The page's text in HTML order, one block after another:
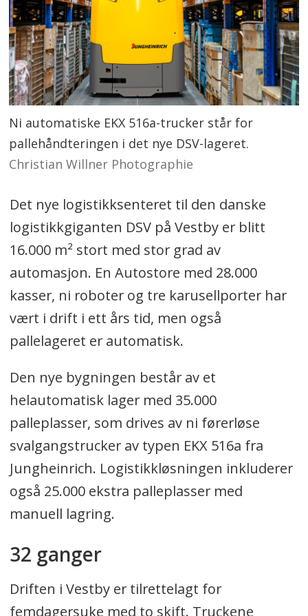
Ni automatiske EKX 516a-trucker står for
pallehåndteringen i det nye DSV-lageret.
Christian Willner Photographie
Det nye logistikksenteret til den danske
logistikkgiganten DSV på Vestby er blitt
16.000 m² stort med stor grad av
automasjon. En Autostore med 28.000
kasser, ni roboter og tre karusellporter har
vært i drift i ett års tid, men også
pallelageret er automatisk.
Den nye bygningen består av et
helautomatisk lager med 35.000
palleplasser, som drives av ni førerløse
svalgangstrucker av typen EKX 516a fra
Jungheinrich. Logistikkløsningen inkluderer
også 25.000 ekstra palleplasser med
manuell lagring.
32 ganger
Driften i Vestby er tilrettelagt for
femdagersuke med to skift. Truckene